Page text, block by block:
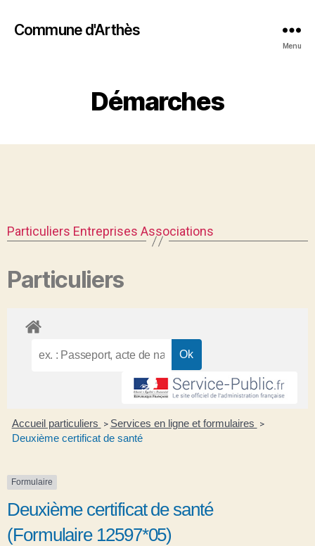
Commune d'Arthès
Menu
Démarches
Particuliers Entreprises Associations
Particuliers
Accueil particuliers > Services en ligne et formulaires >
Deuxième certificat de santé
Formulaire
Deuxième certificat de santé
(Formulaire 12597*05)